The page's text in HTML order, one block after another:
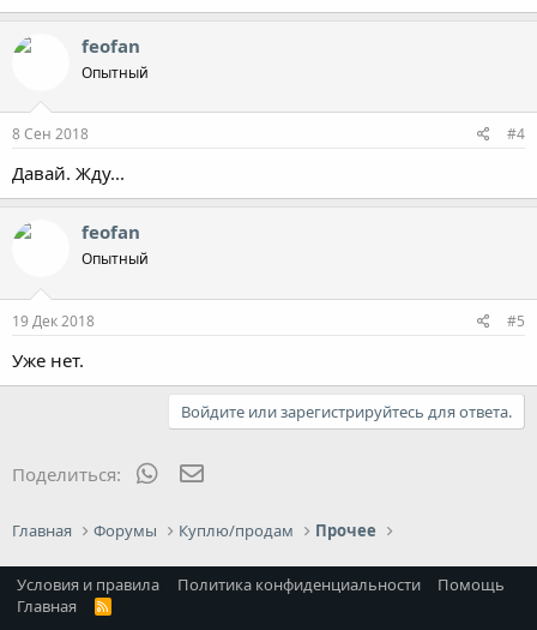
feofan
Опытный
8 Сен 2018 #4
Давай. Жду...
feofan
Опытный
19 Дек 2018 #5
Уже нет.
Войдите или зарегистрируйтесь для ответа.
Поделиться: WhatsApp
Главная Форумы Куплю/продам Прочее
Условия и правила Политика конфиденциальности
Помощь
Главная
R